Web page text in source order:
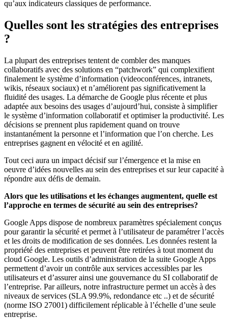
qu’aux indicateurs classiques de performance.
Quelles sont les stratégies des entreprises
?
La plupart des entreprises tentent de combler des manques
collaboratifs avec des solutions en “patchwork” qui complexifient
finalement le système d’information (videoconférences, intranets,
wikis, réseaux sociaux) et n’améliorent pas significativement la
fluidité des usages. La démarche de Google plus récente et plus
adaptée aux besoins des usages d’aujourd’hui, consiste à simplifier
le système d’information collaboratif et optimiser la productivité. Les
décisions se prennent plus rapidement quand on trouve
instantanément la personne et l’information que l’on cherche. Les
entreprises gagnent en vélocité et en agilité.
Tout ceci aura un impact décisif sur l’émergence et la mise en
oeuvre d’idées nouvelles au sein des entreprises et sur leur capacité à
répondre aux défis de demain.
Alors que les utilisations et les échanges augmentent, quelle est
l’approche en termes de sécurité au sein des entreprises?
Google Apps dispose de nombreux paramètres spécialement conçus
pour garantir la sécurité et permet à l’utilisateur de paramétrer l’accès
et les droits de modification de ses données. Les données restent la
propriété des entreprises et peuvent être retirées à tout moment du
cloud Google. Les outils d’administration de la suite Google Apps
permettent d’avoir un contrôle aux services accessibles par les
utilisateurs et d’assurer ainsi une gouvernance du SI collaboratif de
l’entreprise. Par ailleurs, notre infrastructure permet un accès à des
niveaux de services (SLA 99.9%, redondance etc ..) et de sécurité
(norme ISO 27001) difficilement réplicable à l’échelle d’une seule
entreprise.